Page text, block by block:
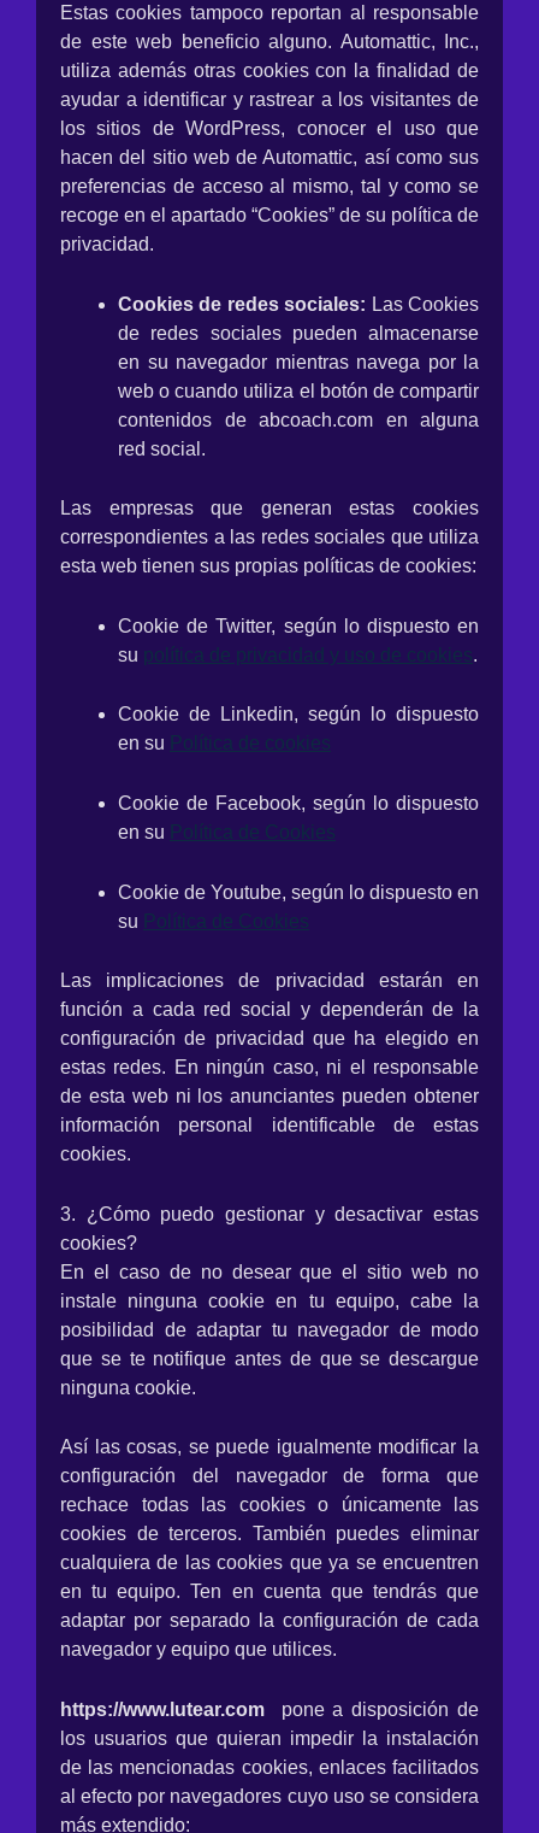
Estas cookies tampoco reportan al responsable
de este web beneficio alguno. Automattic, Inc.,
utiliza además otras cookies con la finalidad de
ayudar a identificar y rastrear a los visitantes de
los sitios de WordPress, conocer el uso que
hacen del sitio web de Automattic, así como sus
preferencias de acceso al mismo, tal y como se
recoge en el apartado “Cookies” de su política de
privacidad.
Cookies de redes sociales: Las Cookies
de redes sociales pueden almacenarse
en su navegador mientras navega por la
web o cuando utiliza el botón de compartir
contenidos de abcoach.com en alguna
red social.
Las empresas que generan estas cookies
correspondientes a las redes sociales que utiliza
esta web tienen sus propias políticas de cookies:
Cookie de Twitter, según lo dispuesto en
su política de privacidad y uso de cookies.
Cookie de Linkedin, según lo dispuesto
en su Política de cookies
Cookie de Facebook, según lo dispuesto
en su Política de Cookies
Cookie de Youtube, según lo dispuesto en
su Política de Cookies
Las implicaciones de privacidad estarán en
función a cada red social y dependerán de la
configuración de privacidad que ha elegido en
estas redes. En ningún caso, ni el responsable
de esta web ni los anunciantes pueden obtener
información personal identificable de estas
cookies.
3. ¿Cómo puedo gestionar y desactivar estas
cookies?
En el caso de no desear que el sitio web no
instale ninguna cookie en tu equipo, cabe la
posibilidad de adaptar tu navegador de modo
que se te notifique antes de que se descargue
ninguna cookie.
Así las cosas, se puede igualmente modificar la
configuración del navegador de forma que
rechace todas las cookies o únicamente las
cookies de terceros. También puedes eliminar
cualquiera de las cookies que ya se encuentren
en tu equipo. Ten en cuenta que tendrás que
adaptar por separado la configuración de cada
navegador y equipo que utilices.
https://www.lutear.com pone a disposición de
los usuarios que quieran impedir la instalación
de las mencionadas cookies, enlaces facilitados
al efecto por navegadores cuyo uso se considera
más extendido: